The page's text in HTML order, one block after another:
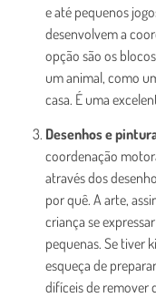
e até pequenos
desenvolvem a
opção são os
um animal, como
casa. É uma
Desenhos e
coordenação
através dos
por quê. A arte,
criança se
pequenas. Se tiver
esqueça de
difíceis de remover